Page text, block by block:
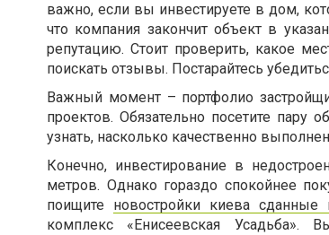
важно, если вы инвестируете в дом,
что компания закончит объект в
репутацию. Стоит проверить, какое
поискать отзывы. Постарайтесь
Важный момент – портфолио
проектов. Обязательно посетите пару
узнать, насколько качественно
Конечно, инвестирование в
метров. Однако гораздо спокойнее
поищите новостройки киева сданные
комплекс «Енисеевская